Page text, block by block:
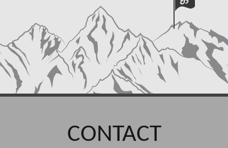
CONTACT